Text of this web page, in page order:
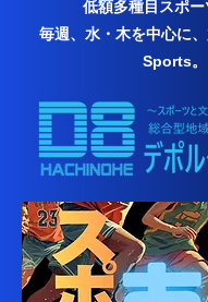
低額多種目スポー
毎週、水・木を中心に
Sports。